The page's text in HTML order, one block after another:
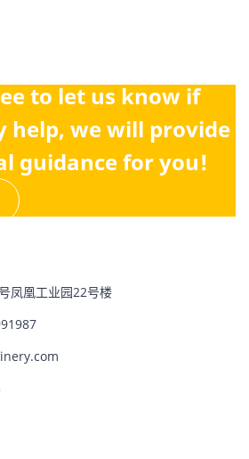
to let us know if
help, we will provide
guidance for you!
凤凰工业园22号楼